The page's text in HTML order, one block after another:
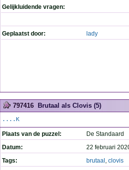
Gelijkluidende vragen:
Geplaatst door: lady
797416 Brutaal als Clovis (5)
....K
Plaats van de puzzel:
De Standaard
Datum:
22 februari
Tags:
brutaal , clovis